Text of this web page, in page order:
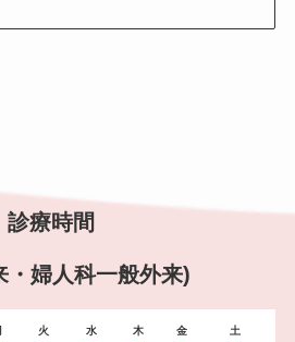
診療時間
・婦人科一般外来)
火 水 木 金 土